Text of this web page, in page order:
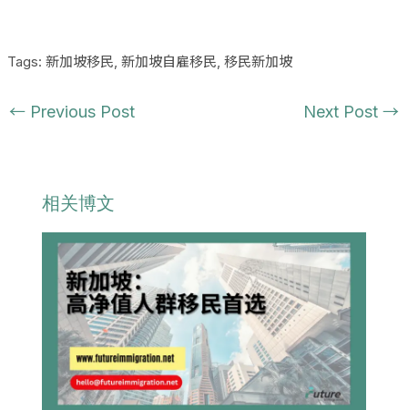
Tags:新加坡移民,新加坡自雇移民,移民新加坡
← Previous Post Next Post →
相关博文